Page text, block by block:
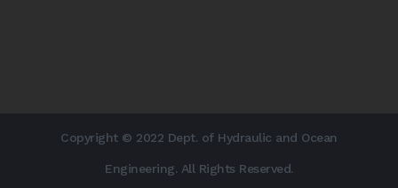
Copyright © 2022 Dept. of Hydraulic and Ocean
Engineering. All Rights Reserved.